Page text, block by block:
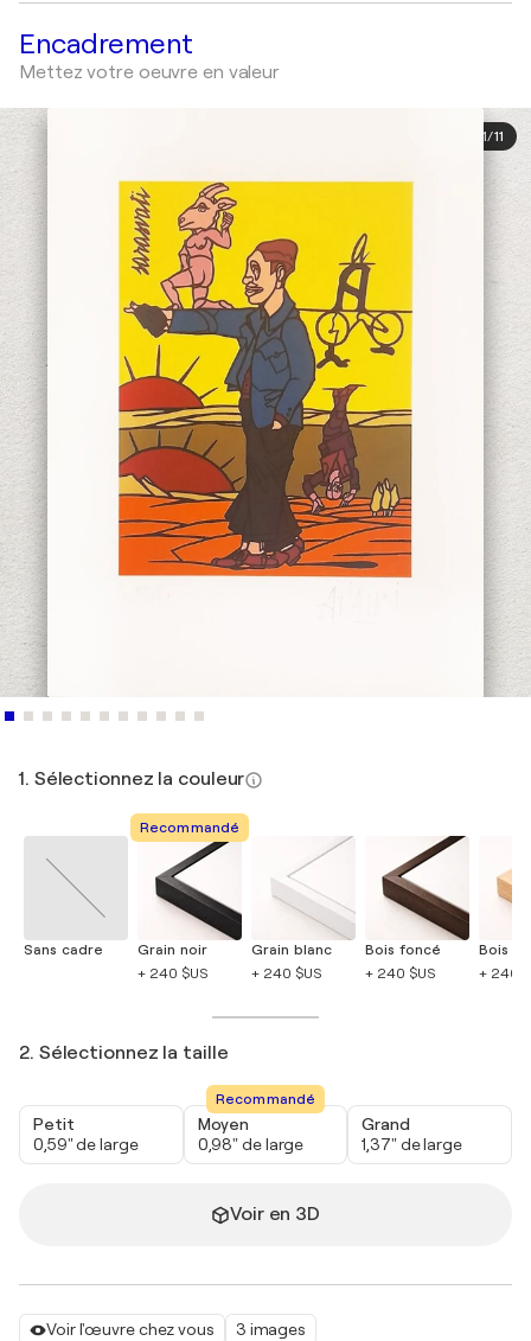
Voir l'œuvre chez vous
3 images
Encadrement
Mettez votre oeuvre en valeur
1/11
1. Sélectionnez la couleur
Sans cadre
Recommandé
Grain noir
+ 240 $US
Grain blanc
+ 240 $US
Bois foncé
+ 240 $US
Bois
+ 240
2. Sélectionnez la taille
Petit
0,59" de large
Recommandé
Moyen
0,98" de large
Grand
1,37" de large
Voir en 3D